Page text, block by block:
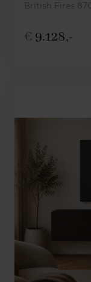
British Fires
€ 9.128,-